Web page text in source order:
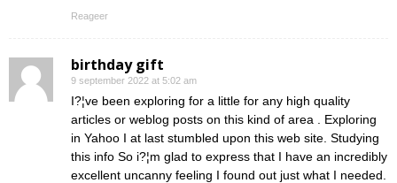
Reageer
birthday gift
9 september 2022 at 5:02 am
I?¦ve been exploring for a little for any high quality
articles or weblog posts on this kind of area . Exploring
in Yahoo I at last stumbled upon this web site. Studying
this info So i?¦m glad to express that I have an incredibly
excellent uncanny feeling I found out just what I needed.